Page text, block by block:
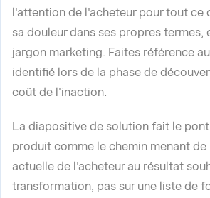
l'attention de l'acheteur pour tout ce
sa douleur dans ses propres termes,
jargon marketing. Faites référence
identifié lors de la phase de
coût de l'inaction.
La diapositive de solution fait le
produit comme le chemin menant
actuelle de l'acheteur au résultat
transformation, pas sur une liste de